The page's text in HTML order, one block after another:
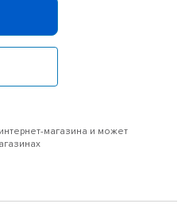
магазина и может